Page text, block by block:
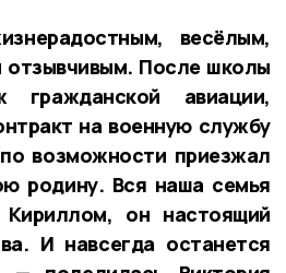
весёлым,
После школы
гражданской авиации,
на военную службу
возможности приезжал
родину. Вся наша семья
Кириллом, он настоящий
И навсегда останется